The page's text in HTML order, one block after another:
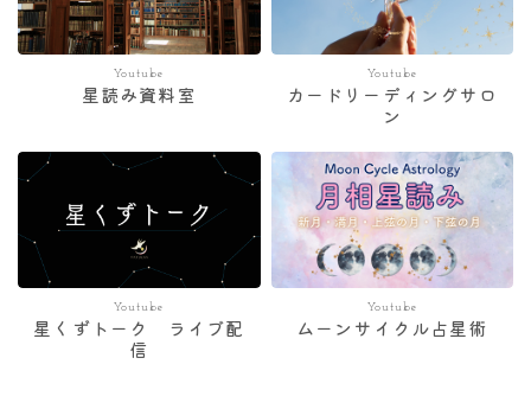
Youtube
星読み資料室
Youtube
カードリーディングサロ
ン
Youtube
星くずトーク ライブ配
信
Youtube
ムーンサイクル占星術